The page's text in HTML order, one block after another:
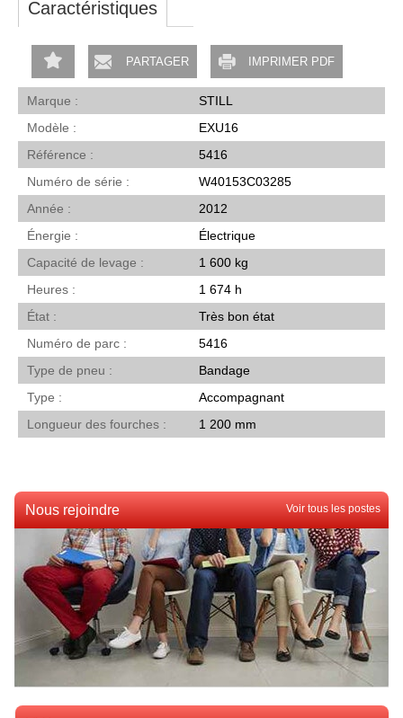
Caractéristiques
PARTAGER IMPRIMER PDF
Marque
STILL
Modèle
EXU16
Référence
5416
Numéro de série
W40153C03285
Année
2012
Énergie
Électrique
Capacité de levage
1 600 kg
Heures
1 674 h
État
Très bon état
Numéro de parc
5416
Type de pneu
Bandage
Type
Accompagnant
Longueur des fourches
1 200 mm
Nous rejoindre Voir tous les postes